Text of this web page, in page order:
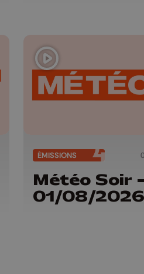
ÉMISSIONS
Météo Soir -
01/08/2026